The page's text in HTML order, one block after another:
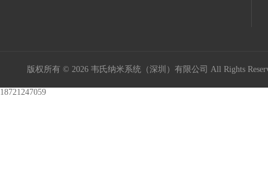
版权所有 © 2026 韦氏纳米系统（深圳）有限公司 All Rights
18721247059